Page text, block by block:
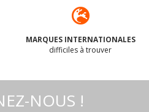
MARQUES INTERNATIONALES
difficiles à trouver
NOUS !